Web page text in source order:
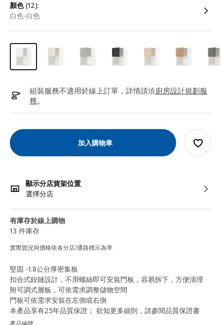
顏色(12):
白色-白色
組裝服務不適用於線上訂單，詳情請洽廚房設計規劃服
務。
加入購物車
顯示分店貨架位置
選擇分店
有庫存於線上購物
13 件庫存
實際貨況與價格依各分店/通路標示為準
堅固 -1.8公分厚密集板
扣合式鉸鏈設計，不用螺絲即可安裝門板，容易拆下，方便清理
附可調式層板，可依需求調整儲物空間
門板可依需求安裝在左側或右側
本產品享有25年品質保證； 欲知更多細則，請參閱品質保證書
產品編號